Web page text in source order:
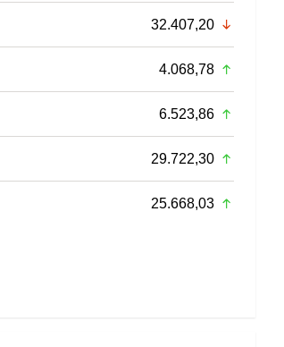
32.407,20
4.068,78
6.523,86
29.722,30
25.668,03